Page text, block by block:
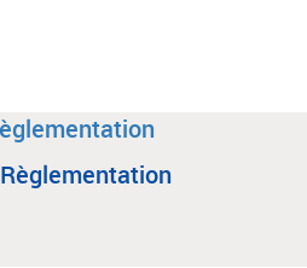
Règlementation